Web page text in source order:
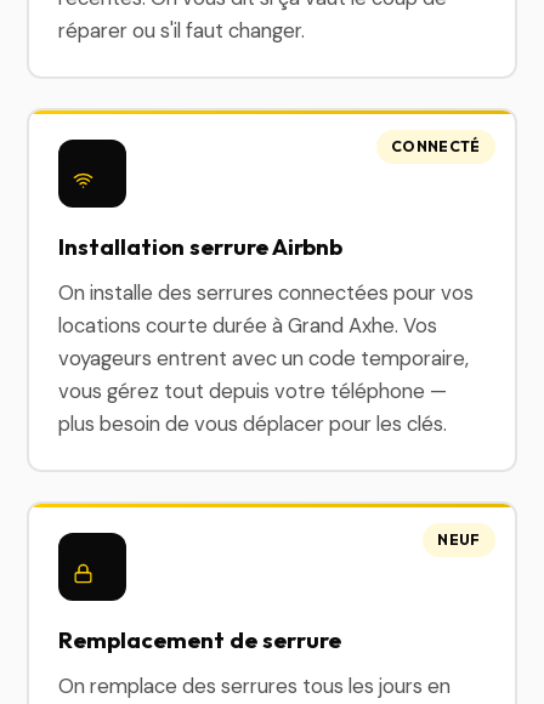
réparer ou s'il faut changer.
Installation serrure Airbnb
On installe des serrures connectées pour vos
locations courte durée à Grand Axhe. Vos
voyageurs entrent avec un code temporaire,
vous gérez tout depuis votre téléphone —
plus besoin de vous déplacer pour les clés.
CONNECTÉ
Remplacement de serrure
On remplace des serrures tous les jours en
NEUF